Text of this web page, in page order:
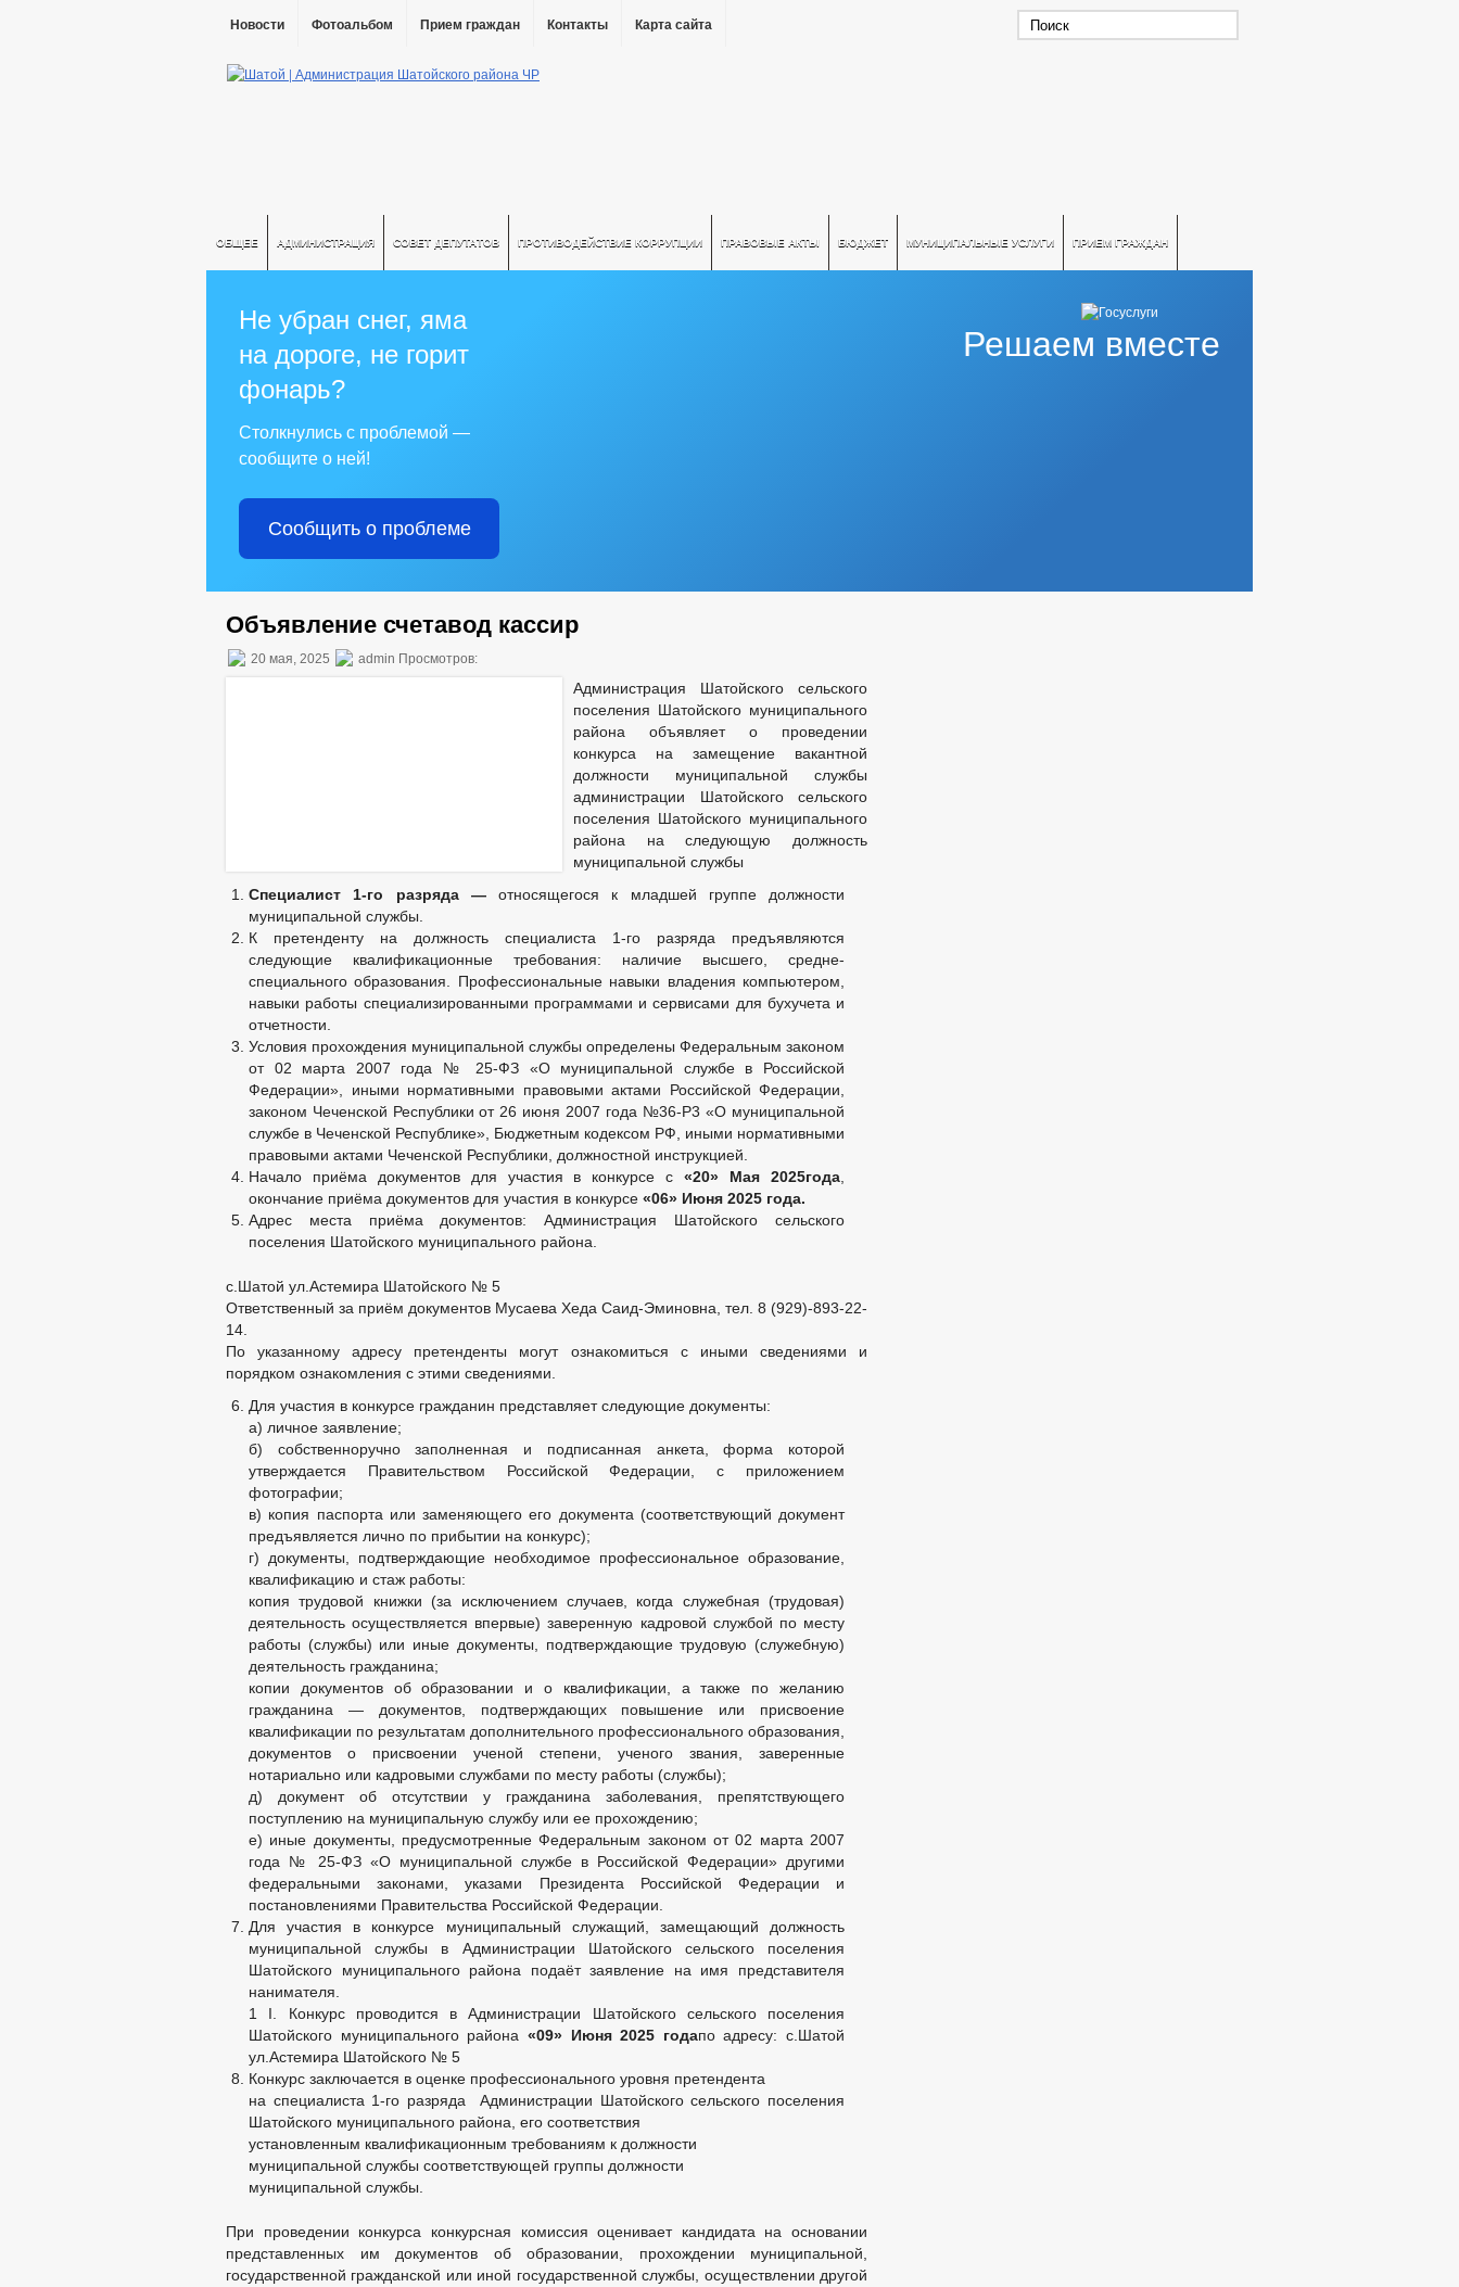
Новости Фотоальбом Прием граждан Контакты Карта сайта
ОБЩЕЕ АДМИНИСТРАЦИЯ СОВЕТ ДЕПУТАТОВ ПРОТИВОДЕЙСТВИЕ КОРРУПЦИИ ПРАВОВЫЕ АКТЫ БЮДЖЕТ МУНИЦИПАЛЬНЫЕ УСЛУГИ ПРИЕМ ГРАЖДАН
Решаем вместе
Не убран снег, яма
на дороге, не горит
фонарь?
Столкнулись с проблемой —
сообщите о ней!
Сообщить о проблеме
Объявление счетавод кассир
20 мая, 2025 admin Просмотров:
Администрация Шатойского сельского
поселения Шатойского муниципального
района объявляет о проведении
конкурса на замещение вакантной
должности муниципальной службы
администрации Шатойского сельского
поселения Шатойского муниципального
района на следующую должность
муниципальной службы
Специалист 1-го разряда — относящегося к младшей группе должности
муниципальной службы.
К претенденту на должность специалиста 1-го разряда предъявляются
следующие квалификационные требования: наличие высшего, средне-
специального образования. Профессиональные навыки владения компьютером,
навыки работы специализированными программами и сервисами для бухучета и
отчетности.
Условия прохождения муниципальной службы определены Федеральным законом
от 02 марта 2007 года № 25-ФЗ «О муниципальной службе в Российской
Федерации», иными нормативными правовыми актами Российской Федерации,
законом Чеченской Республики от 26 июня 2007 года №36-Р3 «О муниципальной
службе в Чеченской Республике», Бюджетным кодексом РФ, иными нормативными
правовыми актами Чеченской Республики, должностной инструкцией.
Начало приёма документов для участия в конкурсе с«20» Мая 2025года
окончание приёма документов для участия в конкурсе «06» Июня 2025 года.
Адрес места приёма документов: Администрация Шатойского сельского
поселения Шатойского муниципального района.
с.Шатой ул.Астемира Шатойского № 5
Ответственный за приём документов Мусаева Хеда Саид-Эминовна, тел. 8 (929)-893-22-
14.
По указанному адресу претенденты могут ознакомиться с иными сведениями и
порядком ознакомления с этими сведениями.
Для участия в конкурсе гражданин представляет следующие документы:
а) личное заявление;
б) собственноручно заполненная и подписанная анкета, форма которой
утверждается Правительством Российской Федерации, с приложением
фотографии;
в) копия паспорта или заменяющего его документа (соответствующий документ
предъявляется лично по прибытии на конкурс);
г) документы, подтверждающие необходимое профессиональное образование,
квалификацию и стаж работы:
копия трудовой книжки (за исключением случаев, когда служебная (трудовая)
деятельность осуществляется впервые) заверенную кадровой службой по месту
работы (службы) или иные документы, подтверждающие трудовую (служебную)
деятельность гражданина;
копии документов об образовании и о квалификации, а также по желанию
гражданина — документов, подтверждающих повышение или присвоение
квалификации по результатам дополнительного профессионального образования,
документов о присвоении ученой степени, ученого звания, заверенные
нотариально или кадровыми службами по месту работы (службы);
д) документ об отсутствии у гражданина заболевания, препятствующего
поступлению на муниципальную службу или ее прохождению;
е) иные документы, предусмотренные Федеральным законом от 02 марта 2007
года № 25-ФЗ «О муниципальной службе в Российской Федерации» другими
федеральными законами, указами Президента Российской Федерации и
постановлениями Правительства Российской Федерации.
Для участия в конкурсе муниципальный служащий, замещающий должность
муниципальной службы в Администрации Шатойского сельского поселения
Шатойского муниципального района подаёт заявление на имя представителя
нанимателя.
1 I. Конкурс проводится в Администрации Шатойского сельского поселения
Шатойского муниципального района «09» Июня 2025 годапо адресу: с.Шатой
ул.Астемира Шатойского № 5
Конкурс заключается в оценке профессионального уровня претендента
на специалиста 1-го разряда Администрации Шатойского сельского поселения
Шатойского муниципального района, его соответствия
установленным квалификационным требованиям к должности
муниципальной службы соответствующей группы должности
муниципальной службы.
При проведении конкурса конкурсная комиссия оценивает кандидата на основании
представленных им документов об образовании, прохождении муниципальной,
государственной гражданской или иной государственной службы, осуществлении другой